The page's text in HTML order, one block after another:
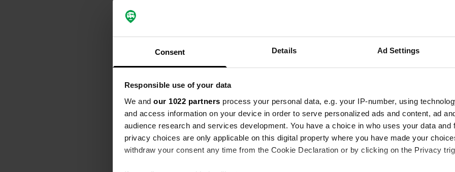
Consent Details Ad Settings
Responsible use of your data
We and our 1022 partners process your personal data, e.g. your IP-number, using
and access information on your device in order to serve personalized ads and content, ad
audience research and services development. You have a choice in who uses your data and
privacy choices are only applicable on this digital property where you have made your
withdraw your consent any time from the Cookie Declaration or by clicking on the Privacy
Ajout d'une photo à un emplacement —il y a presque 2 ans